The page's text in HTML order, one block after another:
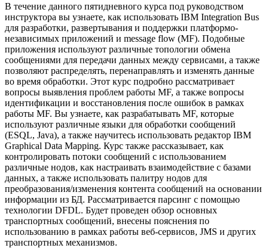
В течение данного пятидневного курса под руководством
инструктора вы узнаете, как использовать IBM Integration Bus
для разработки, развертывания и поддержки платформо-
независимых приложений и message flow (MF). Подобные
приложения используют различные топологии обмена
сообщениями для передачи данных между сервисами, а также
позволяют распределять, перенаправлять и изменять данные
во время обработки. Этот курс подробно рассматривает
вопросы выявления проблем работы MF, а также вопросы
идентификации и восстановления после ошибок в рамках
работы MF. Вы узнаете, как разрабатывать MF, которые
используют различные языки для обработки сообщений
(ESQL, Java), а также научитесь использовать редактор IBM
Graphical Data Mapping. Курс также рассказывает, как
контролировать потоки сообщений с использованием
различные нодов, как настраивать взаимодействие с базами
данных, а также использовать палитру нодов для
преобразования/изменения контента сообщений на основании
информации из БД. Рассматривается парсинг с помощью
технологии DFDL. Будет проведен обзор основных
транспортных сообщений, внесены пояснения по
использованию в рамках работы веб-сервисов, JMS и других
транспортных механизмов.